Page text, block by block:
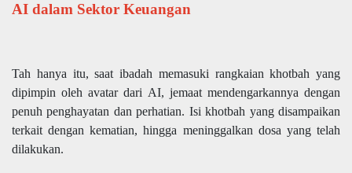
AI dalam Sektor Keuangan
Tah hanya itu, saat ibadah memasuki rangkaian khotbah yang
dipimpin oleh avatar dari AI, jemaat mendengarkannya dengan
penuh penghayatan dan perhatian. Isi khotbah yang disampaikan
terkait dengan kematian, hingga meninggalkan dosa yang telah
dilakukan.